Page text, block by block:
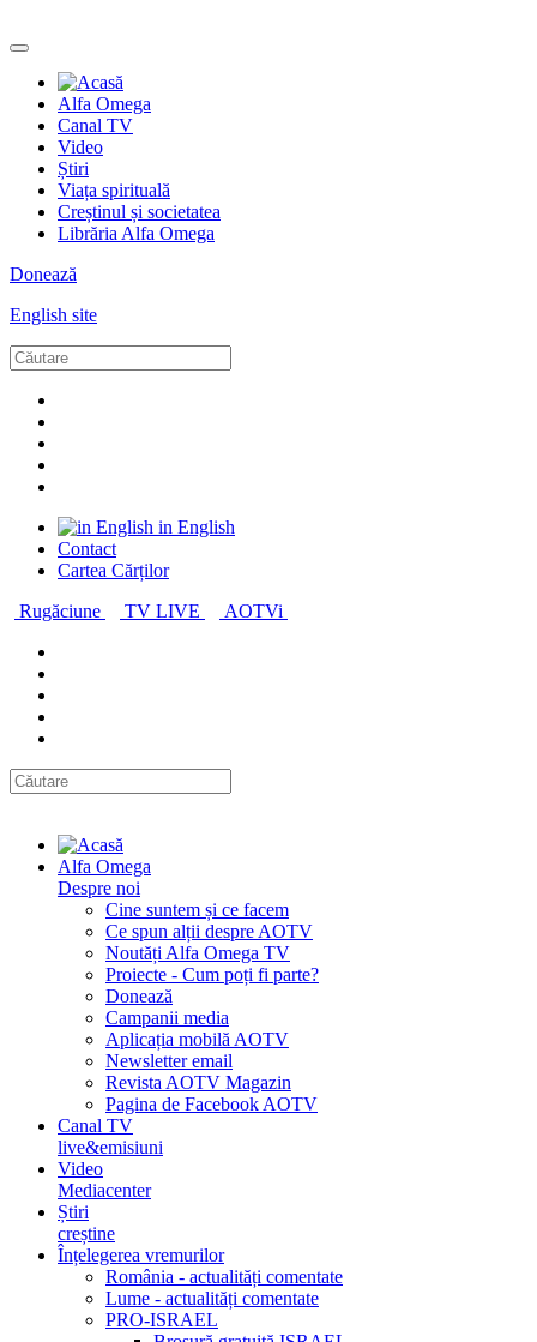
Alfa Omega
Canal TV
Video
Știri
Viața spirituală
Creștinul și societatea
Librăria Alfa Omega
Donează
English site
in English
Contact
Cartea Cărților
Rugăciune
TV LIVE AOTVi
Alfa Omega
Despre noi
Cine suntem și ce facem
Ce spun alții despre AOTV
Noutăți Alfa Omega TV
Proiecte - Cum poți fi parte?
Donează
Campanii media
Aplicația mobilă AOTV
Newsletter email
Revista AOTV Magazin
Pagina de Facebook AOTV
Canal TV
live&emisiuni
Video
Mediacenter
Știri
creștine
Înțelegerea vremurilor
România - actualități comentate
Lume - actualități comentate
PRO-ISRAEL